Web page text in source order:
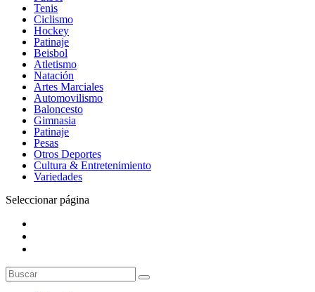
Tenis
Ciclismo
Hockey
Patinaje
Beisbol
Atletismo
Natación
Artes Marciales
Automovilismo
Baloncesto
Gimnasia
Patinaje
Pesas
Otros Deportes
Cultura & Entretenimiento
Variedades
Seleccionar página